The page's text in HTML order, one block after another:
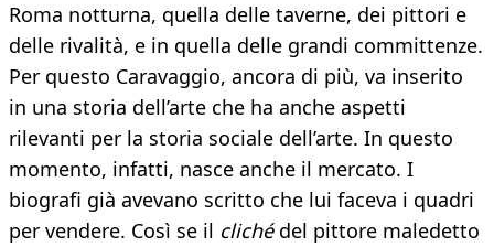
Roma notturna, quella delle taverne, dei pittori e
delle rivalità, e in quella delle grandi committenze.
Per questo Caravaggio, ancora di più, va inserito
in una storia dell’arte che ha anche aspetti
rilevanti per la storia sociale dell’arte. In questo
momento, infatti, nasce anche il mercato. I
biografi già avevano scritto che lui faceva i quadri
per vendere. Così se il cliché del pittore maledetto